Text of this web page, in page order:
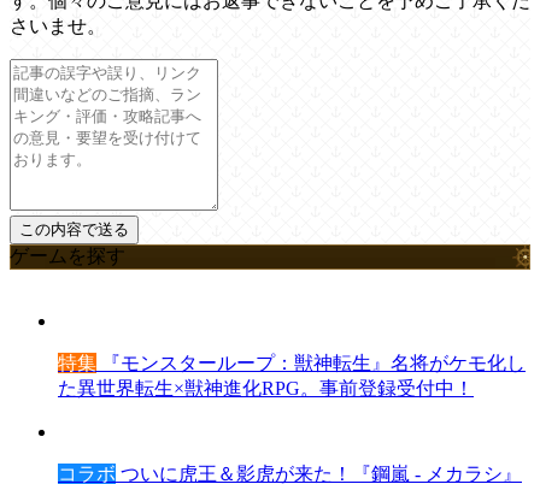
さいませ。
ゲームを探す
特集 『モンスターループ：獣神転生』名将がケモ化し
た異世界転生×獣神進化RPG。事前登録受付中！
コラボ ついに虎王＆影虎が来た！『鋼嵐 - メカラシ』